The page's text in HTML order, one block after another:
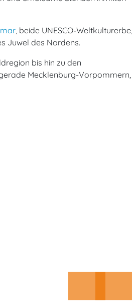
, beide UNESCO-Weltkulturerbe,
Juwel des Nordens.
bis hin zu den
Mecklenburg-Vorpommern,